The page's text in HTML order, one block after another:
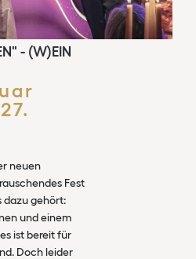
- (W)EIN
neuen
Fest
dazu gehört:
und einem
ist bereit für
Doch leider